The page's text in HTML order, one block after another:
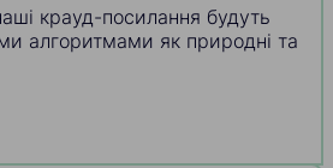
крауд-посилання будуть
алгоритмами як природні та